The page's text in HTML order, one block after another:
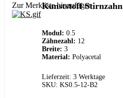
Zur Merkliste hinzufügen
Kunststoff
Modul: 0.5
Zähnezahl: 12
Breite: 3
Material: Polyacetal
Lieferzeit: 3 Werktage
SKU: KS0.5-12-B2